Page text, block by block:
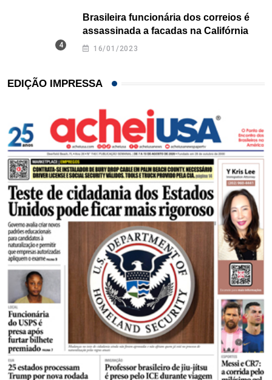
Brasileira funcionária dos correios é
assassinada a facadas na Califórnia
16/01/2023
EDIÇÃO IMPRESSA